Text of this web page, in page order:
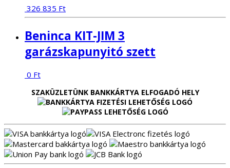
326 835 Ft
Beninca KIT-JIM 3
garázskapunyitó szett
0 Ft
SZAKÜZLETÜNK BANKKÁRTYA ELFOGADÓ HELY